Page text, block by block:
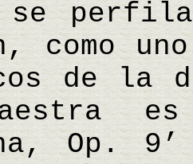
se
como
de la
Op.